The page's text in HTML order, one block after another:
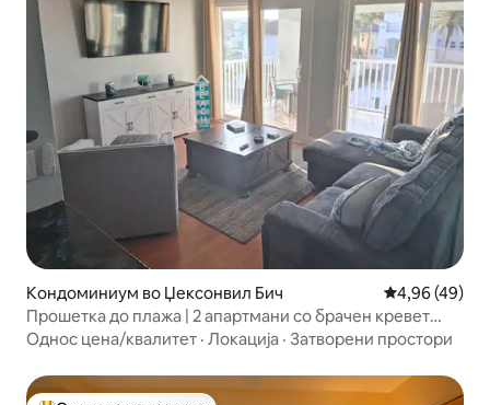
Кондоминиум во Џексонвил Бич Просечна
4,96 (49)
Прошетка до плажа | 2 апартмани со брачен кревет
(широк 180 – 220 см) | Во близина на TPC Sawgrass
Однос цена/квалитет · Локација · Затворени простори